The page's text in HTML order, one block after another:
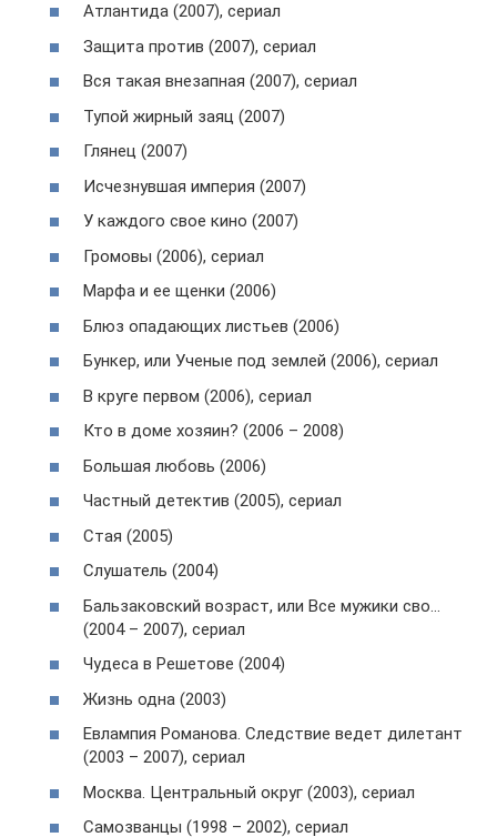
Атлантида (2007), сериал
Защита против (2007), сериал
Вся такая внезапная (2007), сериал
Тупой жирный заяц (2007)
Глянец (2007)
Исчезнувшая империя (2007)
У каждого свое кино (2007)
Громовы (2006), сериал
Марфа и ее щенки (2006)
Блюз опадающих листьев (2006)
Бункер, или Ученые под землей (2006), сериал
В круге первом (2006), сериал
Кто в доме хозяин? (2006 – 2008)
Большая любовь (2006)
Частный детектив (2005), сериал
Стая (2005)
Слушатель (2004)
Бальзаковский возраст, или Все мужики сво…
(2004 – 2007), сериал
Чудеса в Решетове (2004)
Жизнь одна (2003)
Евлампия Романова. Следствие ведет дилетант
(2003 – 2007), сериал
Москва. Центральный округ (2003), сериал
Самозванцы (1998 – 2002), сериал